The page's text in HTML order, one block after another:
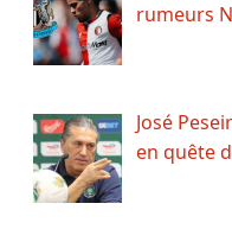
rumeurs
José
en quête